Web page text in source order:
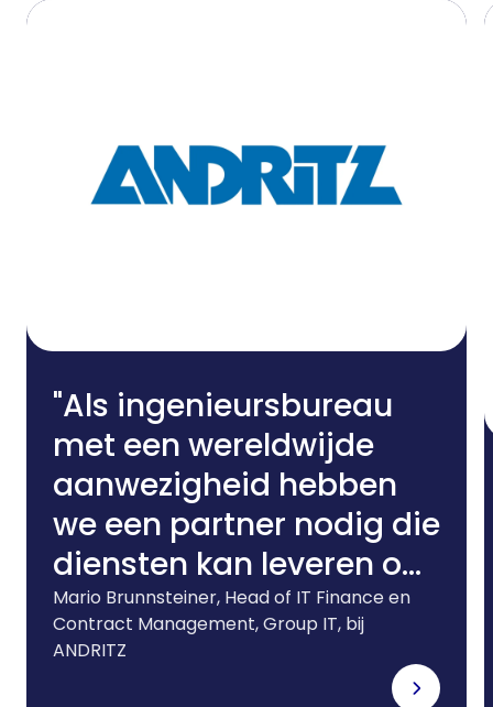
"Als ingenieursbureau
met een wereldwijde
aanwezigheid hebben
we een partner nodig die
diensten kan leveren op
elke locatie waar wij
buitenlandse
dochterondernemingen
Mario Brunnsteiner, Head of IT Finance en
Contract Management, Group IT, bij
ANDRITZ